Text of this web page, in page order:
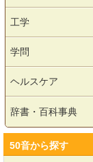
工学
学問
ヘルスケア
辞書・百科事典
50音から探す